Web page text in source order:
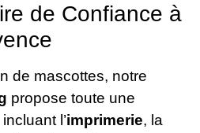
de Confiance à
de mascottes, notre
propose toute une
l’imprimerie, la